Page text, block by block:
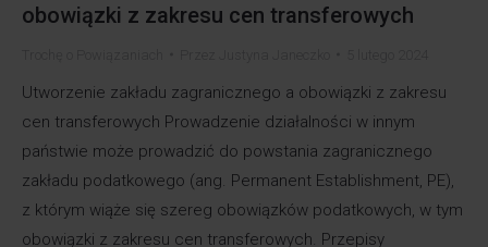
obowiązki z zakresu cen transferowych
Utworzenie zakładu zagranicznego a obowiązki z zakresu
cen transferowych Prowadzenie działalności w innym
państwie może prowadzić do powstania zagranicznego
zakładu podatkowego (ang. Permanent Establishment, PE),
z którym wiąże się szereg obowiązków podatkowych, w tym
obowiązki z zakresu cen transferowych. Przepisy